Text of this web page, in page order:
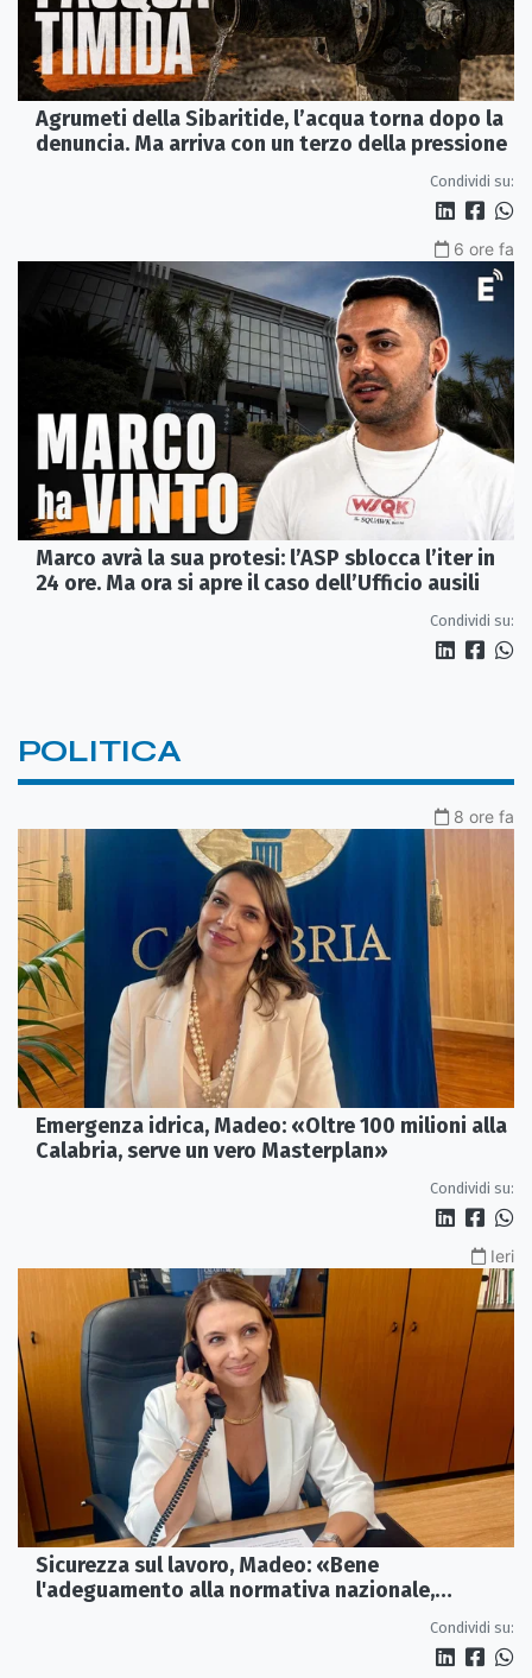
Agrumeti della Sibaritide, l’acqua torna dopo la
denuncia. Ma arriva con un terzo della pressione
Condividi su:
6 ore fa
Marco avrà la sua protesi: l’ASP sblocca l’iter in
24 ore. Ma ora si apre il caso dell’Ufficio ausili
Condividi su:
POLITICA
8 ore fa
Emergenza idrica, Madeo: «Oltre 100 milioni alla
Calabria, serve un vero Masterplan»
Condividi su:
Ieri
Sicurezza sul lavoro, Madeo: «Bene
l'adeguamento alla normativa nazionale,
Condividi su: